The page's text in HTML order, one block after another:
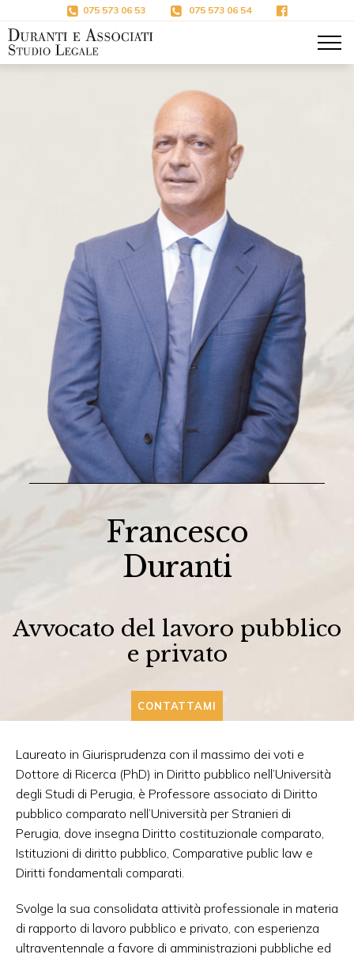
Salta al contenuto principale
Francesco
Duranti
Avvocato del lavoro pubblico
e privato
CONTATTAMI
Laureato in Giurisprudenza con il massimo dei voti e
Dottore di Ricerca (PhD) in Diritto pubblico nell’Università
degli Studi di Perugia, è Professore associato di Diritto
pubblico comparato nell’Università per Stranieri di
Perugia, dove insegna Diritto costituzionale comparato,
Istituzioni di diritto pubblico, Comparative public law e
Diritti fondamentali comparati.
Svolge la sua consolidata attività professionale in materia
di rapporto di lavoro pubblico e privato, con esperienza
ultraventennale a favore di amministrazioni pubbliche ed
075 573 06 53 075 573 06 54